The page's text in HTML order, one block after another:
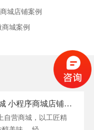
城店铺案例
城案例
卡士CLASSYKISS商城 小程序商城店铺案例
自营商城，以工匠精